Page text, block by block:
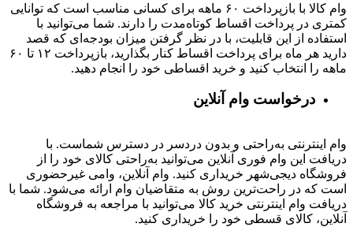
وام کالا با بازپرداخت ۶۰ ماهه برای کسانی مناسب است که توانایی
کمتری در پرداخت اقساط کوتاه‌مدت را دارند. شما می‌توانید با
استفاده از این قابلیت، با در نظر گرفتن میزان بودجه‌ای که قصد
دارید هر ماه برای پرداخت اقساط کنار بگذارید، بازپرداخت ۱۲ تا ۶۰
ماهه را انتخاب کنید و خرید اقساطی خود را انجام دهید.
درخواست وام آنلاین
وام اینترنتی به‌راحتی و بدون دردسر در دسترس شماست. با
دریافت این وام فوری آنلاین می‌توانید به‌راحتی کالای خود را از
فروشگاه دیجی‌شهر خریداری کنید. وام آنلاین، وامی غیرحضوری
است که در راحت‌ترین روش به متقاضیان وام ارائه می‌شود. شما با
دریافت وام اینترنتی خرید کالا می‌توانید با مراجعه به فروشگاه
آنلاین، کالای قسطی خود را خریداری کنید.